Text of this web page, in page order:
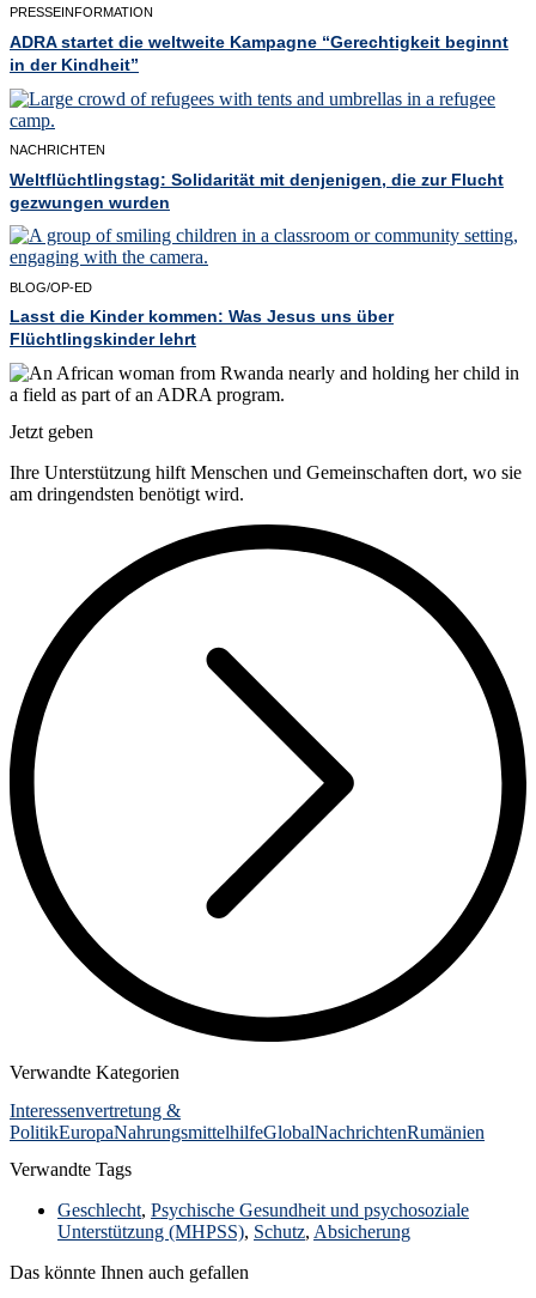
PRESSEINFORMATION
ADRA startet die weltweite Kampagne “Gerechtigkeit beginnt
in der Kindheit”
NACHRICHTEN
Weltflüchtlingstag: Solidarität mit denjenigen, die zur Flucht
gezwungen wurden
BLOG/OP-ED
Lasst die Kinder kommen: Was Jesus uns über
Flüchtlingskinder lehrt
Jetzt geben
Ihre Unterstützung hilft Menschen und Gemeinschaften dort, wo sie
am dringendsten benötigt wird.
Verwandte Kategorien
Interessenvertretung &
PolitikEuropaNahrungsmittelhilfeGlobalNachrichtenRumänien
Verwandte Tags
Geschlecht, Psychische Gesundheit und psychosoziale
Unterstützung (MHPSS), Schutz, Absicherung
Das könnte Ihnen auch gefallen